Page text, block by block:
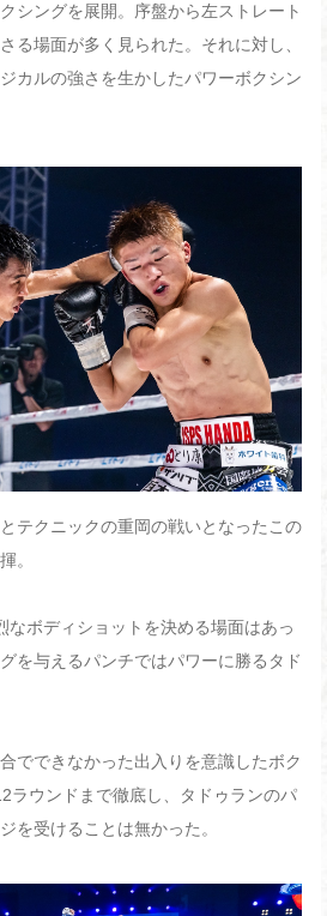
シングを展開。序盤から左ストレート
る場面が多く見られた。それに対し、
カルの強さを生かしたパワーボクシン
テクニックの重岡の戦いとなったこの
。
なボディショットを決める場面はあっ
を与えるパンチではパワーに勝るタド
でできなかった出入りを意識したボク
ラウンドまで徹底し、タドゥランのパ
を受けることは無かった。